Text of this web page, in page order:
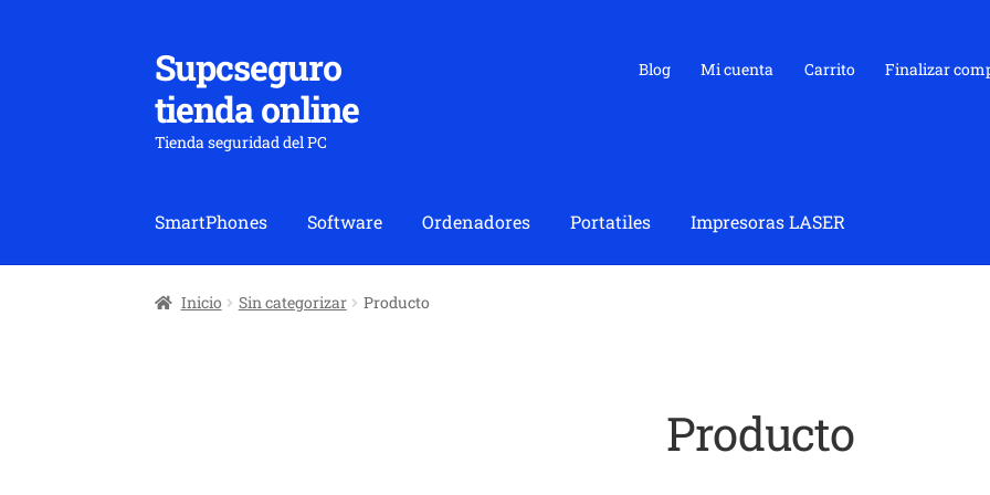
Ir
a
la
navegación
Ir
al
contenido
Supcseguro
tienda online
Tienda seguridad del PC
Blog Mi cuenta Carrito Finalizar
SmartPhones Software Ordenadores Portatiles Impresoras LASER
Inicio Sin categorizar Producto
Producto